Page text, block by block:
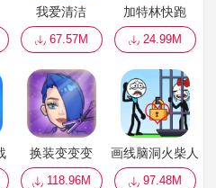
我爱清洁
67.57M
加特林快跑
24.99M
换装变变变
118.96M
画线脑洞火柴人
97.48M